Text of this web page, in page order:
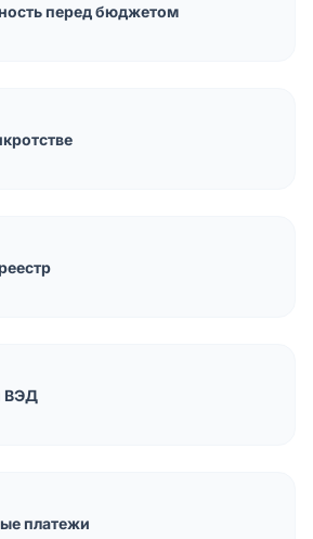
перед бюджетом
ВЭД
платежи